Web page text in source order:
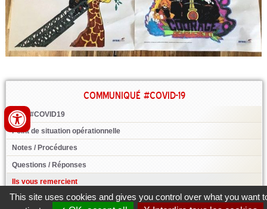
COMMUNIQUÉ #COVID-19
Actu #COVID19
Point de situation opérationnelle
Notes / Procédures
Questions / Réponses
Ils vous remercient
This site uses cookies and gives you control over what you want